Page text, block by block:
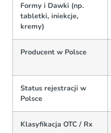
Formy i Dawki (np.
tabletki, iniekcje,
kremy)
Producent w Polsce
Status rejestracji w
Polsce
Klasyfikacja OTC / Rx